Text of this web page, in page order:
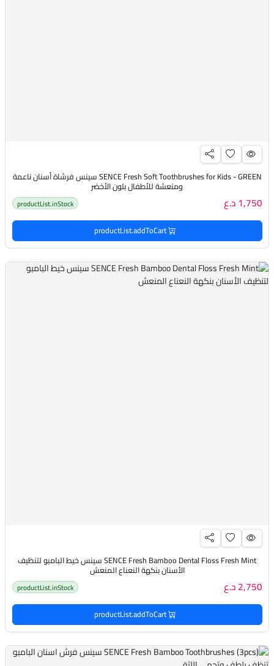
SENCE Fresh Soft Toothbrushes for Kids - GREEN سينس فرشاة أسنان ناعمة
ومنعشة للأطفال بلون الأخضر
1,750 د.ع productList.inStock
productList.addToCart
SENCE Fresh Bamboo Dental Floss Fresh Mint سينس خيط البامبو لتنظيف
الأسنان بنكهة النعناع المنعش
2,750 د.ع productList.inStock
productList.addToCart